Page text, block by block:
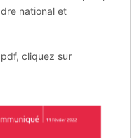
national et
cliquez sur